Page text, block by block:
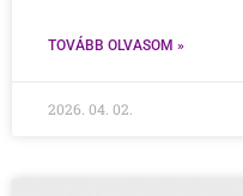
TOVÁBB OLVASOM »
2026. 04. 02.